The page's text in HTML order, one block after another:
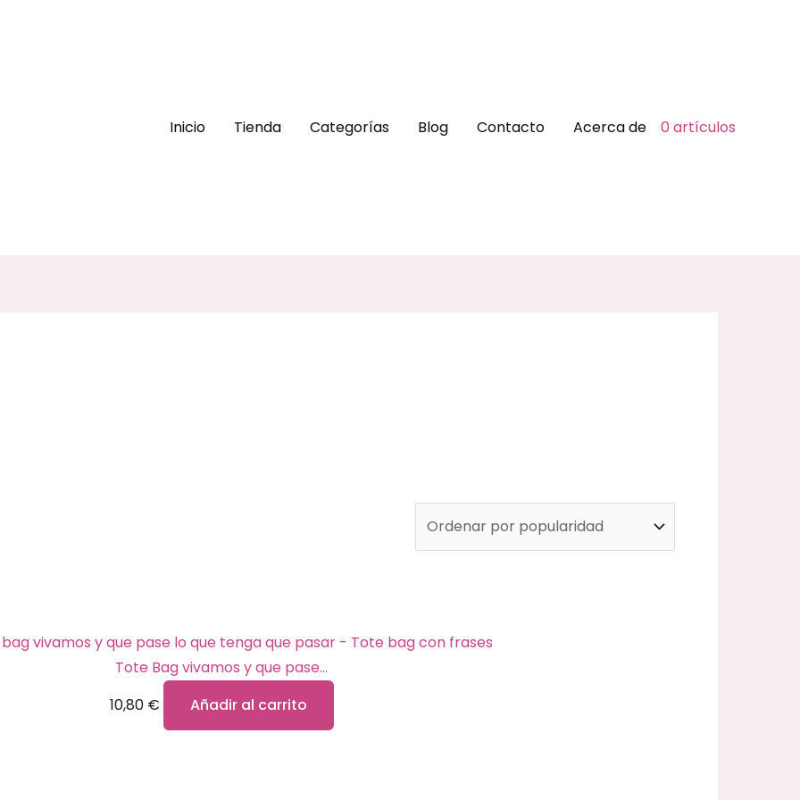
Inicio Tienda Categorías Blog Contacto Acerca de 0 artículos
Tote Bag vivamos y que pase…
10,80 € Añadir al carrito